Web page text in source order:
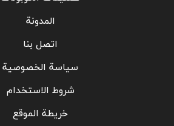
المدونة
اتصل بنا
سياسة الخصوصية
شروط الاستخدام
خريطة الموقع